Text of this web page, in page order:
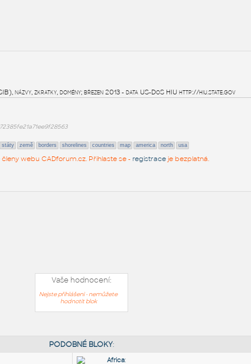
názvy, zkratky, domény; březen 2013 - data US-DoS HIU http://hiu.state.gov
státy země borders shorelines countries map america north usa
webu CADforum.cz. Přihlaste se - registraceje bezplatná.
Vaše hodnocení:
Nejste přihlášeni - nemůžete
hodnotit blok